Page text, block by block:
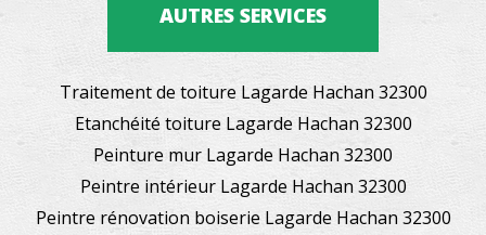
AUTRES SERVICES
Traitement de toiture Lagarde Hachan 32300
Etanchéité toiture Lagarde Hachan 32300
Peinture mur Lagarde Hachan 32300
Peintre intérieur Lagarde Hachan 32300
Peintre rénovation boiserie Lagarde Hachan 32300